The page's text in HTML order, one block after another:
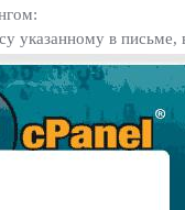
указанному в письме,